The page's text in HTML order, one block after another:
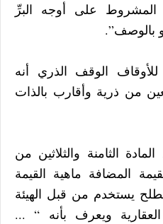
المشروط على أوجه البرِّ
بالوصف”.
الوقف الذري أنه
من ذرية وأقارب بالذات
الثامنة والثلاثين من
المضافة ماهية القيمة
يستخدم من قبل الهيئة
ويعرف بأنه “ ...